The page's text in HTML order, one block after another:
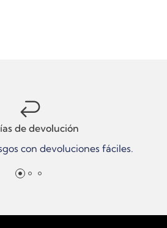
de devolución
con devoluciones fáciles.